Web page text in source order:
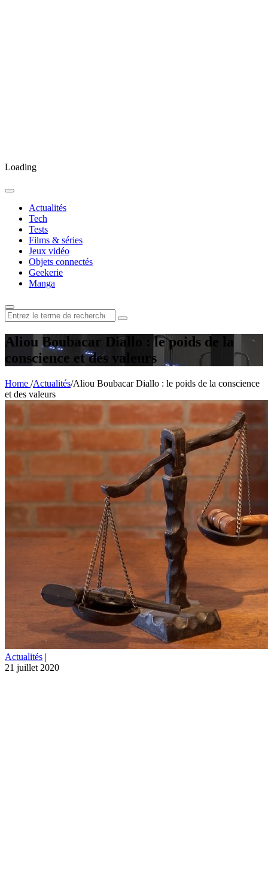
Loading
Actualités
Tech
Tests
Films & séries
Jeux vidéo
Objets connectés
Geekerie
Manga
Rechercher
:
Aliou Boubacar Diallo : le poids de la
conscience et des valeurs
Home /Actualités/Aliou Boubacar Diallo : le poids de la conscience
et des valeurs
Actualités |
21 juillet 2020